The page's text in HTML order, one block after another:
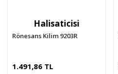
Halisaticisi
Rönesans Kilim 9203R
1.491,86 TL